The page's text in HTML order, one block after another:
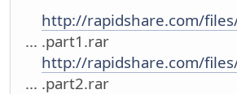
http://rapidshare.com/
... .part1.rar
http://rapidshare.com/
... .part2.rar